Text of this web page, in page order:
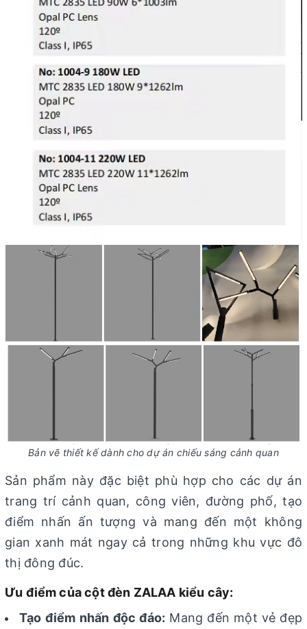
Bản vẽ thiết kế dành cho dự án chiếu sáng cảnh quan
Sản phẩm này đặc biệt phù hợp cho các dự án
trang trí cảnh quan, công viên, đường phố, tạo
điểm nhấn ấn tượng và mang đến một không
gian xanh mát ngay cả trong những khu vực đô
thị đông đúc.
Ưu điểm của cột đèn ZALAA kiểu cây:
Tạo điểm nhấn độc đáo: Mang đến một vẻ đẹp